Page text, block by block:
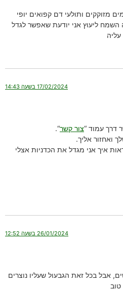
מזוקקים ותולעי דם קפואים יופי
השמח ליעוץ אני יודעת שאפשר לגדל
17/02/2024 בשעה 14:43
דרך עמוד “צור קשר“.
ואחזור אליך.
איך אני מגדל את הכדניות אצלי
26/01/2024 בשעה 12:52
אבל בכל זאת הגבעול שעליו נוצרים